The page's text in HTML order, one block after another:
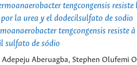
tengcongensis resiste
la urea y el dodecilsulfato de sodio
tengcongensis resiste
sulfato de sódio
Aberuagba, Stephen Olufemi